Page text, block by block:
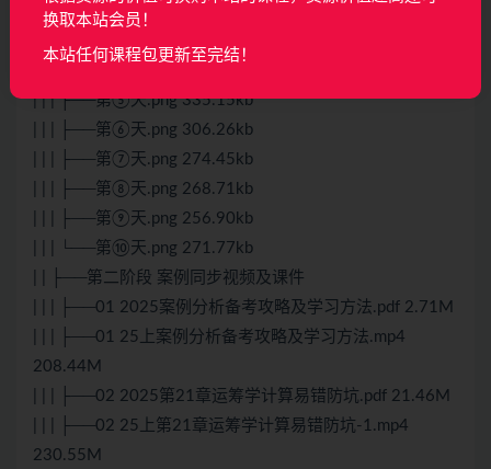
| | | ├──第②天.png 340.69kb
| | | ├──第⑤天.png 335.15kb
| | | ├──第⑥天.png 306.26kb
| | | ├──第⑦天.png 274.45kb
| | | ├──第⑧天.png 268.71kb
| | | ├──第⑨天.png 256.90kb
| | | └──第⑩天.png 271.77kb
| | ├──第二阶段 案例同步视频及课件
| | | ├──01 2025案例分析备考攻略及学习方法.pdf 2.71M
| | | ├──01 25上案例分析备考攻略及学习方法.mp4
208.44M
| | | ├──02 2025第21章运筹学计算易错防坑.pdf 21.46M
| | | ├──02 25上第21章运筹学计算易错防坑-1.mp4
230.55M
换取本站会员！
本站任何课程包更新至完结！